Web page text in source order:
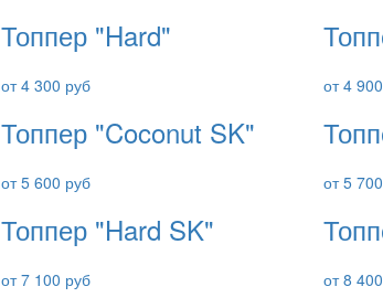
Топпер "Hard"
от 4 300 руб от 4
Топпер "Coconut SK"
от 5 600 руб от 5
Топпер "Hard SK"
от 7 100 руб от 8